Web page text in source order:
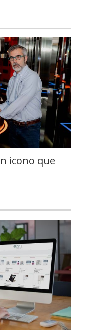
icono que